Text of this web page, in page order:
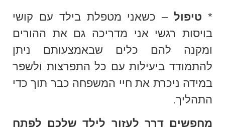
* טיפול– כשאני מטפלת בילד עם קושי
בויסות רגשי אני מדריכה גם את ההורים
ומקנה להם כלים שבאמצעותם ניתן
להתמודד ביעילות עם כל התפרצות ולשפר
במידה ניכרת את חיי המשפחה כבר תוך כדי
התהליך.
מחפשים דרך לעזור לילד שלכם לפתח